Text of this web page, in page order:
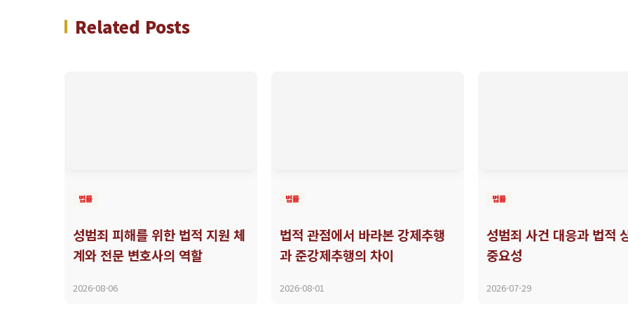
Related Posts
법률
성범죄 피해를 위한 법적 지원 체
계와 전문 변호사의 역할
2026-08-06
법률
법적 관점에서 바라본 강제추행
과 준강제추행의 차이
2026-08-01
법률
성범죄 사건 대응과 법적
중요성
2026-07-29